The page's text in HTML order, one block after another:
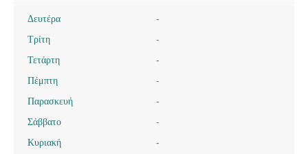
Δευτέρα
-
Τρίτη
-
Τετάρτη
-
Πέμπτη
-
Παρασκευή
-
Σάββατο
-
Κυριακή
-